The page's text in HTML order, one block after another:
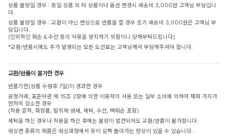
상품 불량일 경우 : 동일 상품 외 타 상품이나 옵션 변경시 배송비 3,000원 고객님 부담입니
다.
상품 불량일 경우 : 교환이 아닌 변심으로 반품을 할 경우 초기 배송비 3,000원은 고객님 부
담입니다.
(인위적인 훼손 & 수선 등의 악용을 방지하기 위함이니 양해부탁드립니다)
*교환/반품시에도 추가 발생되는 모든 도선료는 고객님께서 부담해주셔야 합니다.
교환/반품이 불가한 경우
반품기한(상품 수령후 7일)이 경과한 경우
공정거래, 표준약관 제 15조 2항에 의한 이용자의 사용 또는 일부 소비에 의하여 재화 가치가
현저히 감소한 경우
(착용 흔적, 화장품, 탈취제 냄새, 세탁, 수선, 택훼손 포함)
세탁을 하신 경우나 착용을 하신 후에는 불량이 발견되어도 교환/반품이 불가합니다.
워싱면 종류의 제품은 워싱과정에서 옷이 살짝 돌아가는 현상이 있을 수 있습니다.